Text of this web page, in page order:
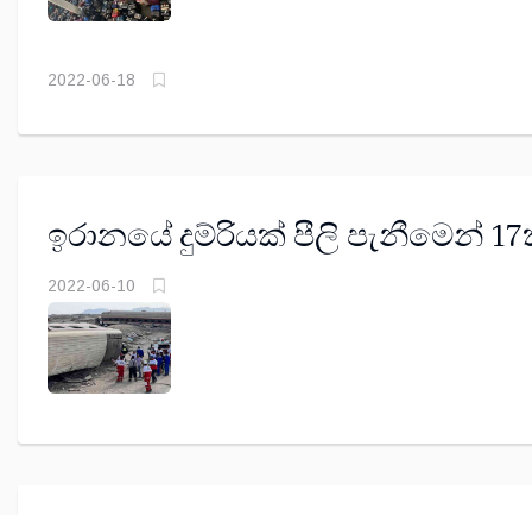
2022-06-18
ඉරානයේ දුම්රියක් පීලි පැනීමෙන්
2022-06-10